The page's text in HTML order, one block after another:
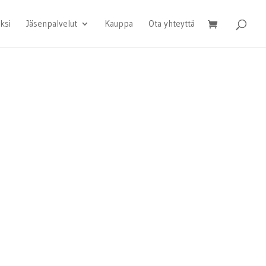
Jäsenpalvelut Kauppa Ota yhteyttä